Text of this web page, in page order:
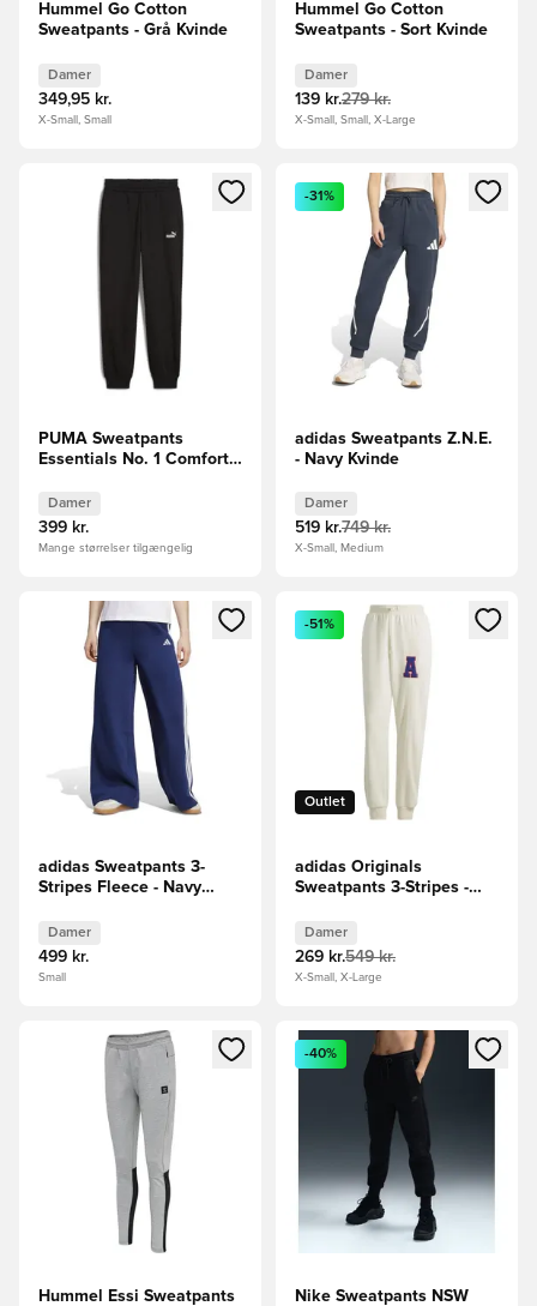
Hummel Go Cotton
Sweatpants - Grå Kvinde
Damer
349,95 kr.
X-Small, Small
Hummel Go Cotton
Sweatpants - Sort Kvinde
Damer
139 kr.279 kr.
X-Small, Small, X-Large
Åbner en Modal til at logge ind eller tilmelde dig som
PUMA Sweatpants
Essentials No. 1 Comfort
Kvinde
Damer
399 kr.
Mange størrelser tilgængelig
Åbner en Modal til at logge
-31%
adidas Sweatpants Z.N.E.
- Navy Kvinde
Damer
519 kr.749 kr.
X-Small, Medium
Åbner en Modal til at logge ind eller tilmelde dig som
adidas Sweatpants 3-
Stripes Fleece - Navy
Damer
499 kr.
Small
Åbner en Modal til at logge
Outlet
-51%
adidas Originals
Sweatpants 3-Stripes -
Damer
269 kr.549 kr.
X-Small, X-Large
Åbner en Modal til at logge ind eller tilmelde dig som
Hummel Essi Sweatpants
Åbner en Modal til at logge
-40%
Nike Sweatpants NSW